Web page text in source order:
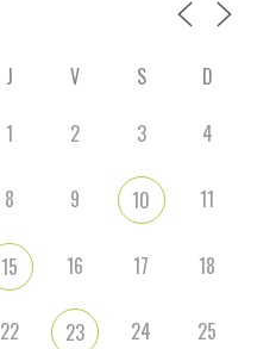
J V S
D
1 2 3 4
8 9 10 11
15 16 17 18
22 23 24 25